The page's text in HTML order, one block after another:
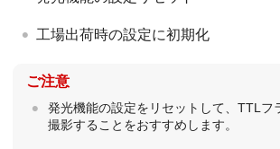
工場出荷時の設定に初期化
ご注意
発光機能の設定をリセットして、TTLフ
撮影することをおすすめします。